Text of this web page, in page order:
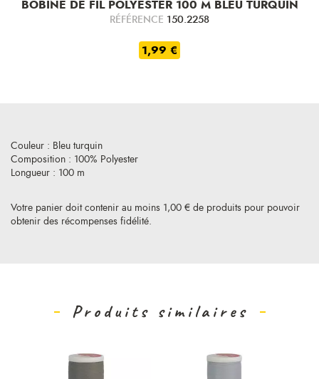
BOBINE DE FIL POLYESTER 100 M BLEU TURQUIN
RÉFÉRENCE 150.2258
1,99 €
Votre panier doit contenir au moins 1,00 € de produits pour pouvoir
obtenir des récompenses fidélité.
Couleur : Bleu turquin
Composition : 100% Polyester
Longueur : 100 m
Produits similaires